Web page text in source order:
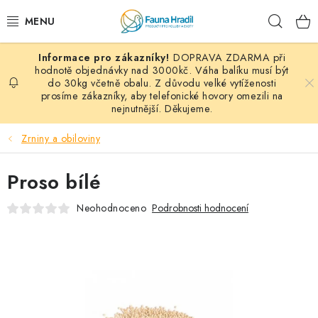
na
PAPOUŠCI A EXOTI
ZRNINY A OBILOVINY
MDM KRMIVA
KONTAKT
DOPRAVA ZDARMA při
hodnotě objednávky nad 3000kč. Váha balíku musí být
do 30kg včetně obalu. Z důvodu velké vytíženosti
prosíme zákazníky, aby telefonické hovory omezili na
nejnutnější. Děkujeme.
Zrniny a obiloviny
Proso bílé
Neohodnoceno Podrobnosti hodnocení